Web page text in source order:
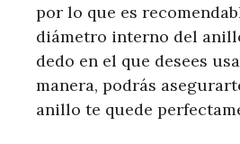
por lo que es
diámetro interno del
dedo en el que desees
manera, podrás
anillo te quede